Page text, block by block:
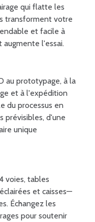
qui flatte les
transforment votre
et facile à
augmente l'essai.
au prototypage, à la
et à l'expédition
du processus en
prévisibles, d'une
unique
voies, tables
et caisses—
Échangez les
pour soutenir